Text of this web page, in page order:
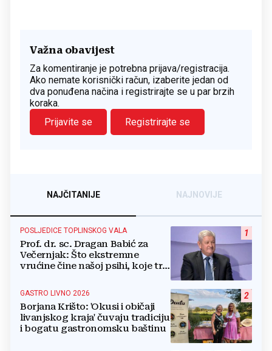
Važna obavijest
Za komentiranje je potrebna prijava/registracija.
Ako nemate korisnički račun, izaberite jedan od
dva ponuđena načina i registrirajte se u par brzih
koraka.
Prijavite se
Registrirajte se
NAJČITANIJE NAJNOVIJE
1
POSLJEDICE TOPLINSKOG VALA
Prof. dr. sc. Dragan Babić za
Večernjak: Što ekstremne
vrućine čine našoj psihi, koje tri
boriti...
2
GASTRO LIVNO 2026
Borjana Krišto: 'Okusi i običaji
livanjskog kraja' čuvaju tradiciju
i bogatu gastronomsku baštinu